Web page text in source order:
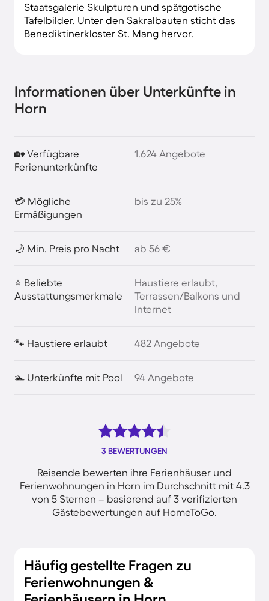
Staatsgalerie Skulpturen und spätgotische
Tafelbilder. Unter den Sakralbauten sticht das
Benediktinerkloster St. Mang hervor.
Informationen über Unterkünfte in
Horn
🏡 Verfügbare
Ferienunterkünfte
1.624 Angebote
💳 Mögliche
Ermäßigungen
bis zu 25%
🌙 Min. Preis pro Nacht ab 56 €
⭐ Beliebte
Ausstattungsmerkmale
Haustiere erlaubt,
Terrassen/Balkons und
Internet
🐾 Haustiere erlaubt 482 Angebote
🏊 Unterkünfte mit Pool 94 Angebote
3 BEWERTUNGEN
Reisende bewerten ihre Ferienhäuser und
Ferienwohnungen in Horn im Durchschnitt mit 4.3
von 5 Sternen – basierend auf 3 verifizierten
Gästebewertungen auf HomeToGo.
Häufig gestellte Fragen zu
Ferienwohnungen &